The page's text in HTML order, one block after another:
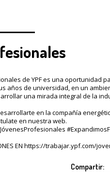
de YPF es una oportunidad
años de universidad, en un
una mirada integral de la
en la compañía
en nuestra web.
EN https://trabajar.ypf.com/
Compartir: